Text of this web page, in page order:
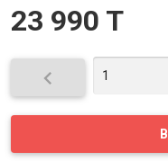
23 990 T
